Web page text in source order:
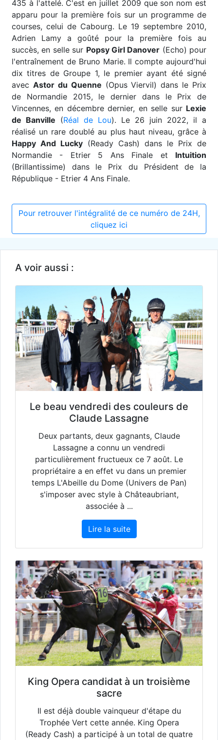
435 à l'attelé. C'est en juillet 2009 que son nom est
apparu pour la première fois sur un programme de
courses, celui de Cabourg. Le 19 septembre 2010,
Adrien Lamy a goûté pour la première fois au
succès, en selle sur Popsy Girl Danover (Echo) pour
l'entraînement de Bruno Marie. Il compte aujourd'hui
dix titres de Groupe 1, le premier ayant été signé
avec Astor du Quenne (Opus Viervil) dans le Prix
de Normandie 2015, le dernier dans le Prix de
Vincennes, en décembre dernier, en selle sur Lexie
de Banville (Réal de Lou). Le 26 juin 2022, il a
réalisé un rare doublé au plus haut niveau, grâce à
Happy And Lucky (Ready Cash) dans le Prix de
Normandie - Etrier 5 Ans Finale et Intuition
(Brillantissime) dans le Prix du Président de la
République - Etrier 4 Ans Finale.
Pour retrouver l'intégralité de ce numéro de 24H,
cliquez ici
A voir aussi :
Le beau vendredi des couleurs de
Claude Lassagne
Deux partants, deux gagnants, Claude
Lassagne a connu un vendredi
particulièrement fructueux ce 7 août. Le
propriétaire a en effet vu dans un premier
temps L'Abeille du Dome (Univers de Pan)
s'imposer avec style à Châteaubriant,
associée à ...
Lire la suite
King Opera candidat à un troisième
sacre
Il est déjà double vainqueur d'étape du
Trophée Vert cette année. King Opera
(Ready Cash) a participé à un total de quatre